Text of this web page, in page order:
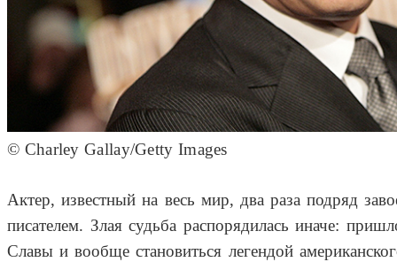
© Charley Gallay/Getty Images
Актер, известный на весь мир, два раза подряд
писателем. Злая судьба распорядилась иначе:
Славы и вообще становиться легендой